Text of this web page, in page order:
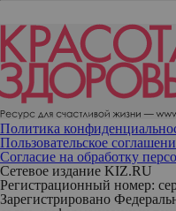
Политика
Пользовательское
Согласие на обработку
Сетевое издание KIZ.RU
Регистрационный номер:
Зарегистрировано